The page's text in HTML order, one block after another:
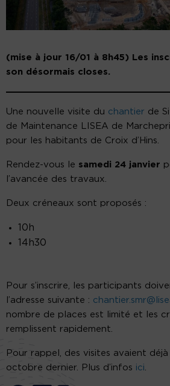
(mise à jour 16/01 à 8h45) Les
son désormais closes.
Une nouvelle visite du chantier de
de Maintenance LISEA de
pour les habitants de Croix d’Hins.
Rendez-vous le samedi 24 janvier
l’avancée des travaux.
Deux créneaux sont proposés :
10h
14h30
Pour s’inscrire, les participants
l’adresse suivante :
nombre de places est limité et les
remplissent rapidement.
Pour rappel, des visites avaient
octobre dernier. Plus d’infos ici.